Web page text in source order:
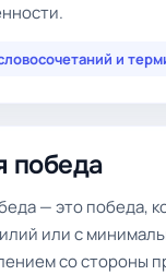
и
победа
— это победа,
или с
со стороны